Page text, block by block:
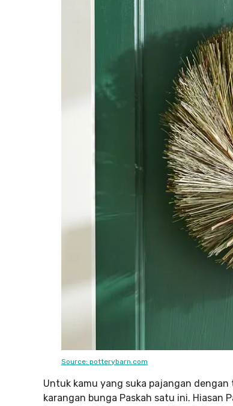
Source: potterybarn.com
Untuk kamu yang suka pajangan dengan
karangan bunga Paskah satu ini. Hiasan